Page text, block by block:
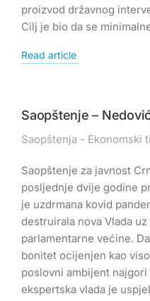
proizvod državnog
Cilj je bio da se
Read article
Saopštenje –
Saopštenja - Ekonomski
Saopštenje za javnost
posljednje dvije godine
je uzdrmana kovid
destruirala nova Vlada
parlamentarne većine.
bonitet ocijenjen kao
poslovni ambijent
ekspertska vlada je